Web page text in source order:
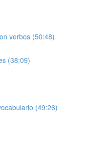
verbos (50:48)
(38:09)
(49:26)